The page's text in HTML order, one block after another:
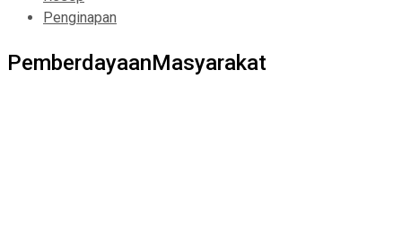
Penginapan
PemberdayaanMasyarakat